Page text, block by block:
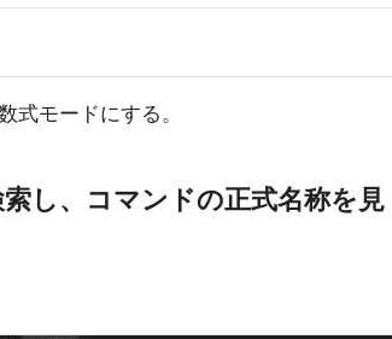
式モードにする。
し、コマンドの正式名称を見